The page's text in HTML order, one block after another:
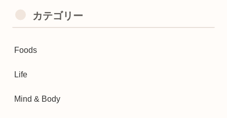
カテゴリー
Foods
Life
Mind & Body